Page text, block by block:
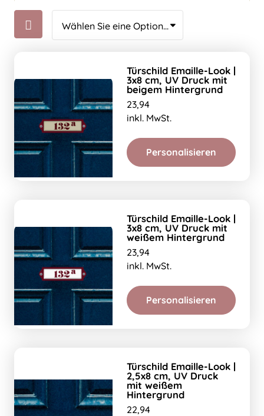
Türschild Emaille-Look |
3x8 cm, UV Druck mit
beigem Hintergrund
23,94
inkl. MwSt.
Personalisieren
Türschild Emaille-Look |
3x8 cm, UV Druck mit
weißem Hintergrund
23,94
inkl. MwSt.
Personalisieren
Türschild Emaille-Look |
2,5x8 cm, UV Druck
mit weißem
Hintergrund
22,94